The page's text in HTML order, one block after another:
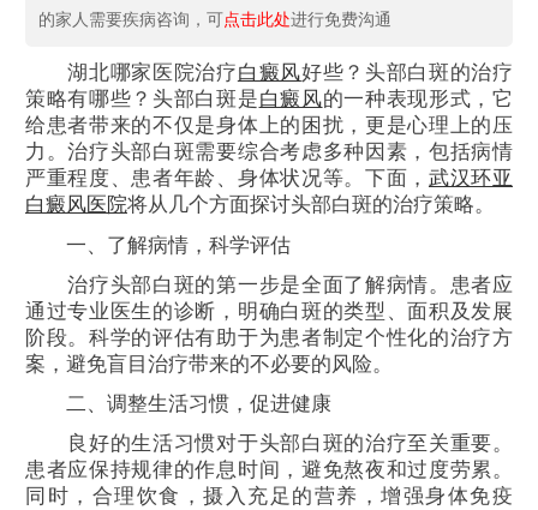
的家人需要疾病咨询，可点击此处进行免费沟通
湖北哪家医院治疗白癜风好些？头部白斑的治疗
策略有哪些？头部白斑是白癜风的一种表现形式，它
给患者带来的不仅是身体上的困扰，更是心理上的压
力。治疗头部白斑需要综合考虑多种因素，包括病情
严重程度、患者年龄、身体状况等。下面， 武汉环亚
白癜风医院将从几个方面探讨头部白斑的治疗策略。
一、了解病情，科学评估
治疗头部白斑的第一步是全面了解病情。患者应
通过专业医生的诊断，明确白斑的类型、面积及发展
阶段。科学的评估有助于为患者制定个性化的治疗方
案，避免盲目治疗带来的不必要的风险。
二、调整生活习惯，促进健康
良好的生活习惯对于头部白斑的治疗至关重要。
患者应保持规律的作息时间，避免熬夜和过度劳累。
同时，合理饮食，摄入充足的营养，增强身体免疫